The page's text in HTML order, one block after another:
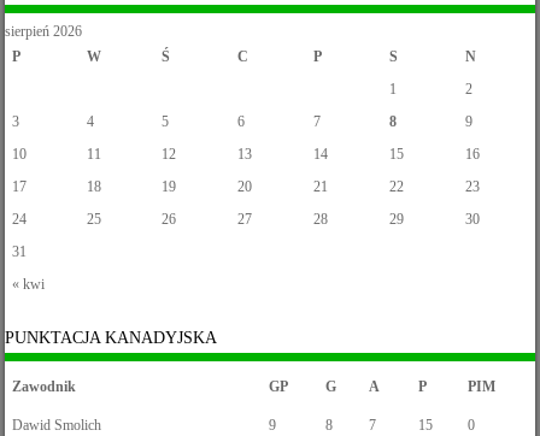
sierpień 2026
P
W Ś C P S N
« kwi
1
2
3
4 5 6 7 8
9
10
11 12 13 14 15
16
17
18 19 20 21 22
23
24
25 26 27 28 29
30
31
PUNKTACJA KANADYJSKA
Zawodnik GP G A P PIM
Dawid Smolich 9 8 7 15 0